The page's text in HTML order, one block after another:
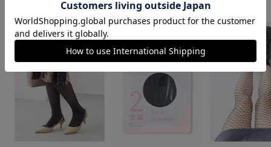
2